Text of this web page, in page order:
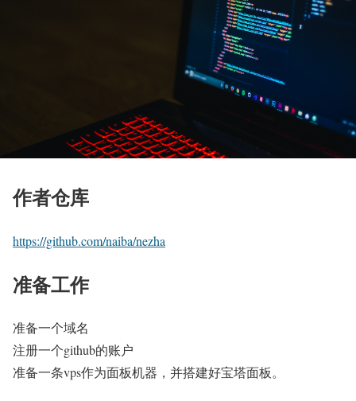
作者仓库
https://github.com/naiba/nezha
准备工作
准备一个域名
注册一个github的账户
准备一条vps作为面板机器，并搭建好宝塔面板。